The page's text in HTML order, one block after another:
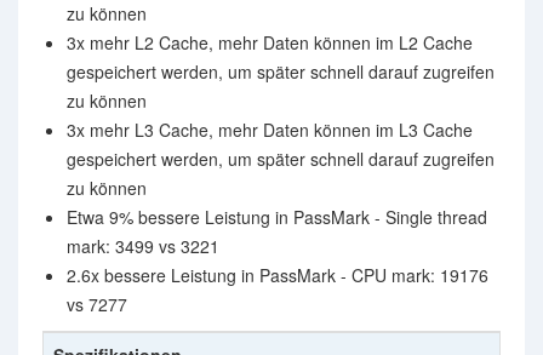
zu können
3x mehr L2 Cache, mehr Daten können im L2 Cache
gespeichert werden, um später schnell darauf zugreifen
zu können
3x mehr L3 Cache, mehr Daten können im L3 Cache
gespeichert werden, um später schnell darauf zugreifen
zu können
Etwa 9% bessere Leistung in PassMark - Single thread
mark: 3499 vs 3221
2.6x bessere Leistung in PassMark - CPU mark: 19176
vs 7277